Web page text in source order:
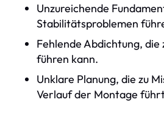
Unzureichende
Stabilitätsproblemen
Fehlende Abdichtung, die
führen kann.
Unklare Planung, die zu
Verlauf der Montage